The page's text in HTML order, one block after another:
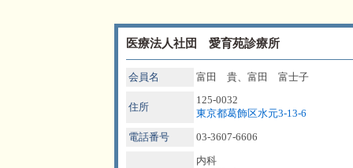
医療法人社団 愛育苑診療所
会員名 富田 貴、富田 富士子
住所
125-0032
東京都葛飾区水元3-13-6
電話番号
03-3607-6606
内科